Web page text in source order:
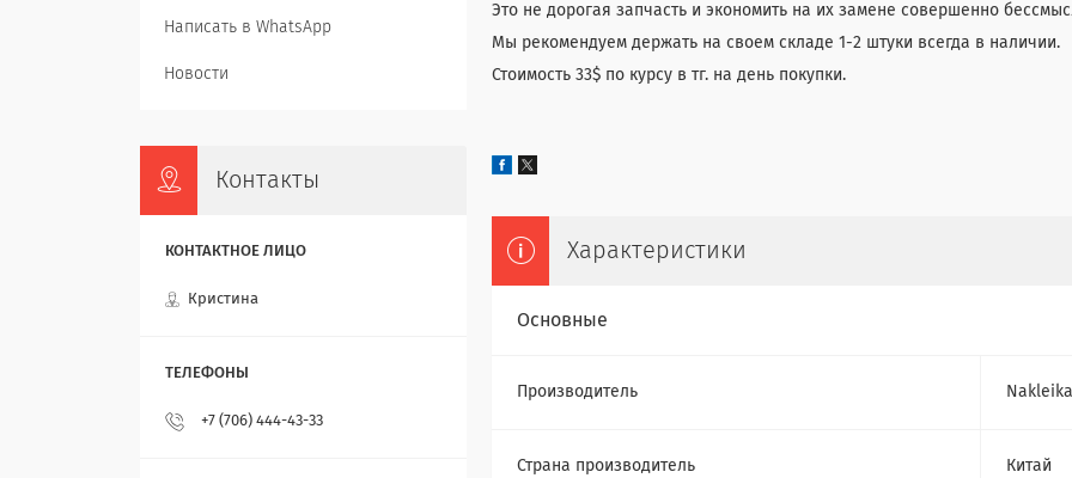
Это не дорогая запчасть и экономить на их замене совершенно
Мы рекомендуем держать на своем складе 1-2 штуки всегда в наличии.
Стоимость 33$ по курсу в тг. на день покупки.
Характеристики
Основные
Производитель Nakleika
Страна производитель Китай
Написать в WhatsApp
Новости
Контакты
Кристина
+7 (706) 444-43-33